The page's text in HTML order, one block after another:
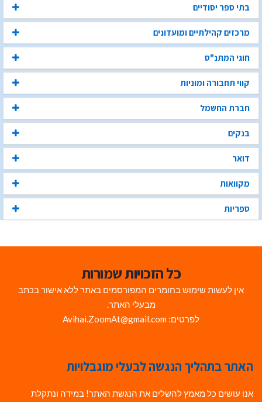
בתי ספר יסודיים
מרכזים קהילתיים ומועדונים
חוגי המתנ"ס
קווי תחבורה ומוניות
חברת החשמל
בנקים
דואר
מקוואות
ספריות
כל הזכויות שמורות
אין לעשות שימוש בחומרים המפורסמים באתר ללא אישור בכתב
מבעלי האתר.
לפרטים: Avihai.ZoomAt@gmail.com
האתר בתהליך הנגשה לבעלי מוגבלויות
אנו עושים כל מאמץ להשלים את הנגשת האתר! במידה ונתקלת